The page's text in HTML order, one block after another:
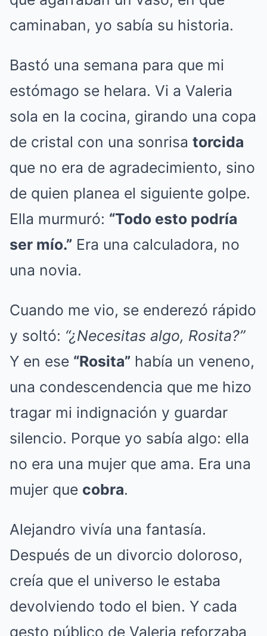
caminaban, yo sabía su historia.
Bastó una semana para que mi
estómago se helara. Vi a Valeria
sola en la cocina, girando una copa
de cristal con una sonrisa torcida
que no era de agradecimiento, sino
de quien planea el siguiente golpe.
Ella murmuró: “Todo esto podría
ser mío.” Era una calculadora, no
una novia.
Cuando me vio, se enderezó rápido
y soltó: “¿Necesitas algo, Rosita?”
Y en ese “Rosita” había un veneno,
una condescendencia que me hizo
tragar mi indignación y guardar
silencio. Porque yo sabía algo: ella
no era una mujer que ama. Era una
mujer que cobra.
Alejandro vivía una fantasía.
Después de un divorcio doloroso,
creía que el universo le estaba
devolviendo todo el bien. Y cada
gesto público de Valeria reforzaba